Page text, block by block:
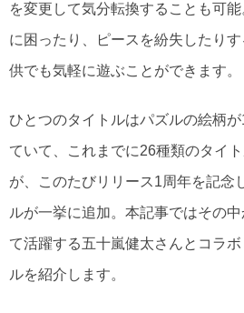
を変更して気分転換することも可
に困ったり、ピースを紛失したり
供でも気軽に遊ぶことができます。
ひとつのタイトルはパズルの絵柄
ていて、これまでに26種類のタイ
が、このたびリリース1周年を記念
ルが一挙に追加。本記事ではその
て活躍する五十嵐健太さんとコラ
ルを紹介します。